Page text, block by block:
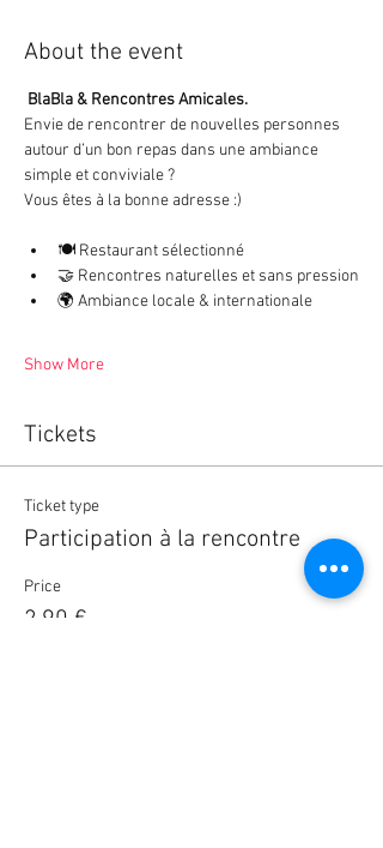
About the event
BlaBla & Rencontres Amicales.
Envie de rencontrer de nouvelles personnes
autour d’un bon repas dans une ambiance
simple et conviviale ?
Vous êtes à la bonne adresse :)
🍽️ Restaurant sélectionné
🤝 Rencontres naturelles et sans pression
🌍 Ambiance locale & internationale
Show More
Tickets
Ticket type
Participation à la rencontre
Price
2,90 €